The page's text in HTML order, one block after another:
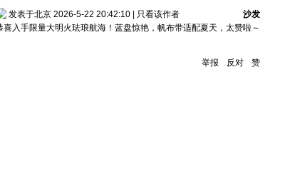
沙发
发表于北京 2026-5-22 20:42:10
只看该作者
喜入手限量大明火珐琅航海！蓝盘惊艳，帆布带适配夏天，太赞啦～
举报 反对 赞